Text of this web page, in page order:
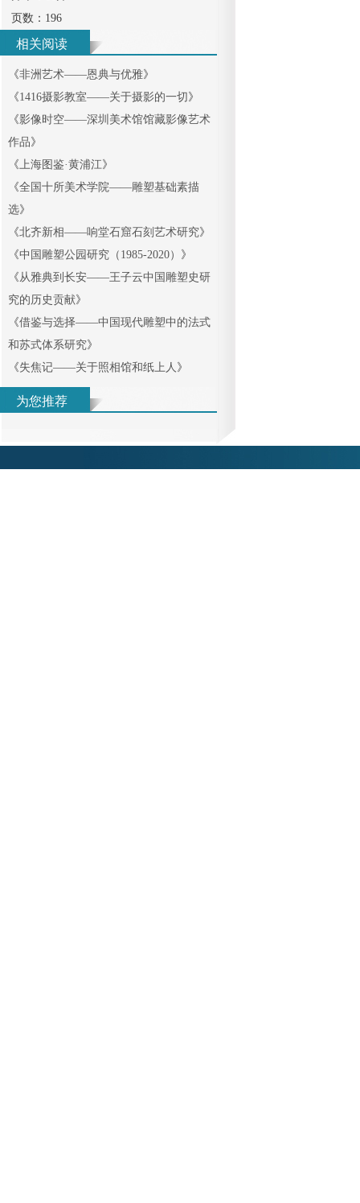
页数： 196
相关阅读
《非洲艺术——恩典与优雅》
《1416摄影教室——关于摄影的一切 》
《影像时空——深圳美术馆馆藏影像艺术
作品》
《上海图鉴·黄浦江》
《全国十所美术学院——雕塑基础素描
选》
《北齐新相——响堂石窟石刻艺术研究》
《中国雕塑公园研究（1985-2020） 》
《从雅典到长安——王子云中国雕塑史研
究的历史贡献》
《借鉴与选择——中国现代雕塑中的法式
和苏式体系研究》
《失焦记——关于照相馆和纸上人 》
为您推荐